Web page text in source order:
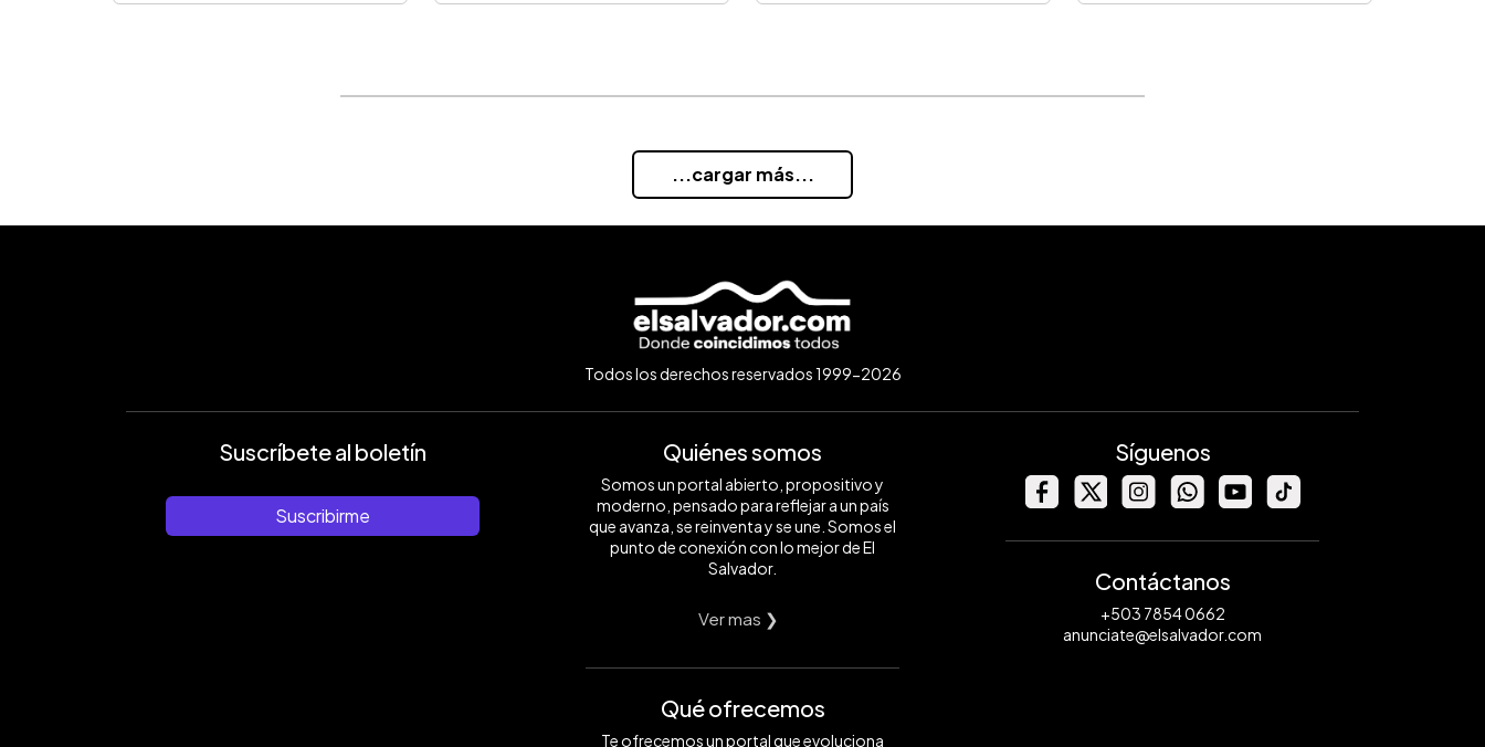
...cargar más...
Todos los derechos reservados 1999-2026
Suscríbete al boletín
Suscribirme
Quiénes somos
Somos un portal abierto, propositivo y
moderno, pensado para reflejar a un país
que avanza, se reinventa y se une. Somos el
punto de conexión con lo mejor de El
Salvador.
Ver mas ❯
Qué ofrecemos
Te ofrecemos un portal que evoluciona
Síguenos
Contáctanos
+503 7854 0662
anunciate@elsalvador.com